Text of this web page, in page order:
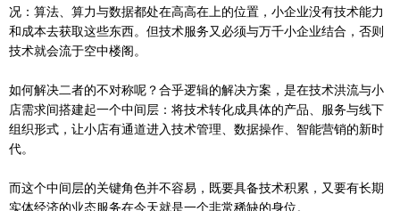
况：算法、算力与数据都处在高高在上的位置，小企业没有技术能力
和成本去获取这些东西。但技术服务又必须与万千小企业结合，否则
技术就会流于空中楼阁。
如何解决二者的不对称呢？合乎逻辑的解决方案，是在技术洪流与小
店需求间搭建起一个中间层：将技术转化成具体的产品、服务与线下
组织形式，让小店有通道进入技术管理、数据操作、智能营销的新时
代。
而这个中间层的关键角色并不容易，既要具备技术积累，又要有长期
实体经济的业态服务在今天就是一个非常稀缺的身位。